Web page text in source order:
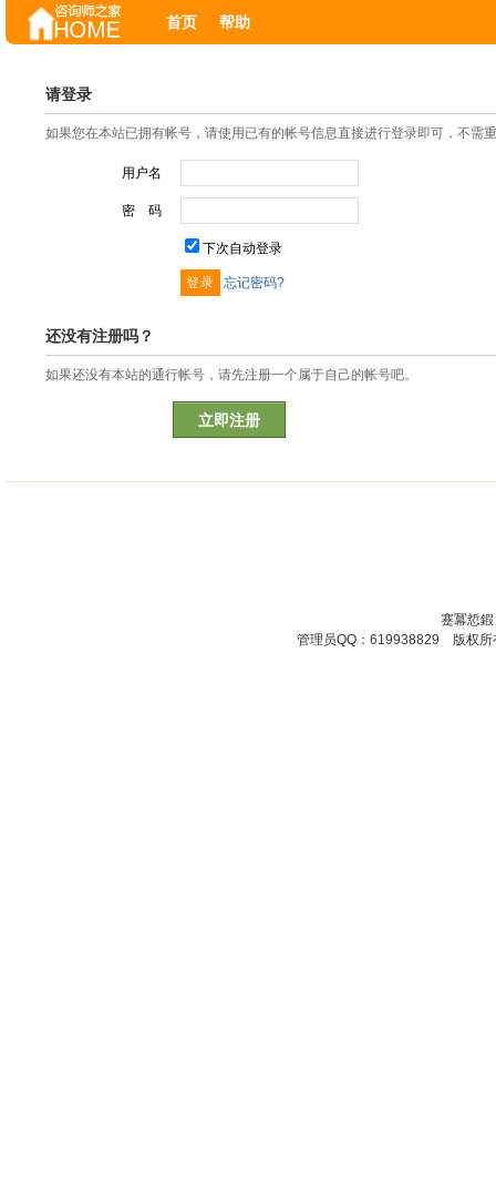
首页 帮助
请登录
如果您在本站已拥有帐号，请使用已有的帐号信息直接进行登录即可，不需
用户名
密 码
下次自动登录
忘记密码?
还没有注册吗？
如果还没有本站的通行帐号，请先注册一个属于自己的帐号吧。
立即注册
蹇冪悊
管理员QQ：619938829 版权